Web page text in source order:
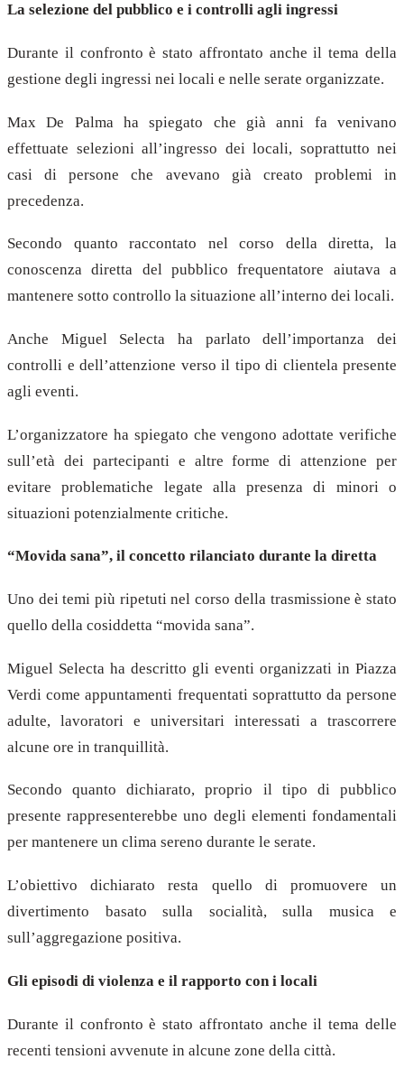
La selezione del pubblico e i controlli agli ingressi
Durante il confronto è stato affrontato anche il tema della
gestione degli ingressi nei locali e nelle serate organizzate.
Max De Palma ha spiegato che già anni fa venivano
effettuate selezioni all’ingresso dei locali, soprattutto nei
casi di persone che avevano già creato problemi in
precedenza.
Secondo quanto raccontato nel corso della diretta, la
conoscenza diretta del pubblico frequentatore aiutava a
mantenere sotto controllo la situazione all’interno dei locali.
Anche Miguel Selecta ha parlato dell’importanza dei
controlli e dell’attenzione verso il tipo di clientela presente
agli eventi.
L’organizzatore ha spiegato che vengono adottate verifiche
sull’età dei partecipanti e altre forme di attenzione per
evitare problematiche legate alla presenza di minori o
situazioni potenzialmente critiche.
“Movida sana”, il concetto rilanciato durante la diretta
Uno dei temi più ripetuti nel corso della trasmissione è stato
quello della cosiddetta “movida sana”.
Miguel Selecta ha descritto gli eventi organizzati in Piazza
Verdi come appuntamenti frequentati soprattutto da persone
adulte, lavoratori e universitari interessati a trascorrere
alcune ore in tranquillità.
Secondo quanto dichiarato, proprio il tipo di pubblico
presente rappresenterebbe uno degli elementi fondamentali
per mantenere un clima sereno durante le serate.
L’obiettivo dichiarato resta quello di promuovere un
divertimento basato sulla socialità, sulla musica e
sull’aggregazione positiva.
Gli episodi di violenza e il rapporto con i locali
Durante il confronto è stato affrontato anche il tema delle
recenti tensioni avvenute in alcune zone della città.